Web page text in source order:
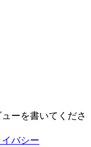
ーを書いてくださ
イバシー